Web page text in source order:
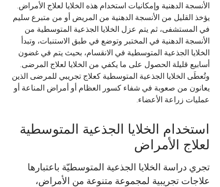
الأنسجة الدهنية وإمكانيات استخدام هذه الخلايا لعلاج الأمراض.
يؤخذ القليل من الأنسجة الدهنية من المريض أو من متبرع سليم
في المستشفى، ثم يتم عزل الخلايا الجذعية المتوسطية من
الأنسجة الدهنية في المختبر وتوضع في طبق الاستنبات، وتبدأ
الخلايا الجذعية المتوسطية في الانقسام، بحيث يتم في غضون
أسابيع قليلة الحصول على ما يكفي من الخلايا لعلاج المرضى.
وتُعطَى الخلايا الجذعية المتوسطية كعلاج تجريبي للمرضى الذين
يعانون من صعوبة في شفاء كسور العظام أو أمراض المناعة أو
عمليات زراعة الأعضاء.
استخدام الخلايا الجذعية المتوسطية
لعلاج الأمراض
تجري دراسة الخلايا الجذعية المتوسطيّة باعتبارها
علاجات تجريبية لمجموعة متنوعة من الأمراض،